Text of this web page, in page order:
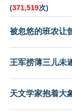
(371,519次)
被忽悠的班农让
王军捞薄三儿未
天文学家抱着大